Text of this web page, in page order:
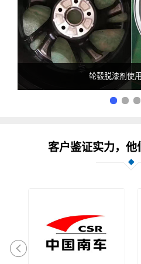
轮毂脱漆剂使
客户鉴证实力，他